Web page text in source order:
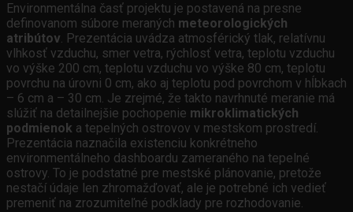
Environmentálna časť projektu je postavená na presne
definovanom súbore meraných meteorologických
atribútov. Prezentácia uvádza atmosférický tlak, relatívnu
vlhkosť vzduchu, smer vetra, rýchlosť vetra, teplotu vzduchu
vo výške 200 cm, teplotu vzduchu vo výške 80 cm, teplotu
povrchu na úrovni 0 cm, ako aj teplotu pod povrchom v hĺbkach
– 6 cm a – 30 cm. Je zrejmé, že takto navrhnuté meranie má
slúžiť na detailnejšie pochopenie mikroklimatických
podmienok a tepelných ostrovov v mestskom prostredí.
Prezentácia naznačila existenciu konkrétneho
environmentálneho dashboardu zameraného na tepelné
ostrovy. To je podstatné pre mestské plánovanie, pretože
nestačí údaje len zhromažďovať, ale je potrebné ich vedieť
premeniť na zrozumiteľné podklady pre rozhodovanie.